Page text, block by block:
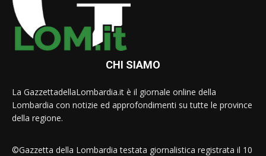
CHI SIAMO
La GazzettadellaLombardia.it è il giornale online della
Lombardia con notizie ed approfondimenti su tutte le province
della regione.
©Gazzetta della Lombardia testata giornalistica registrata il 10